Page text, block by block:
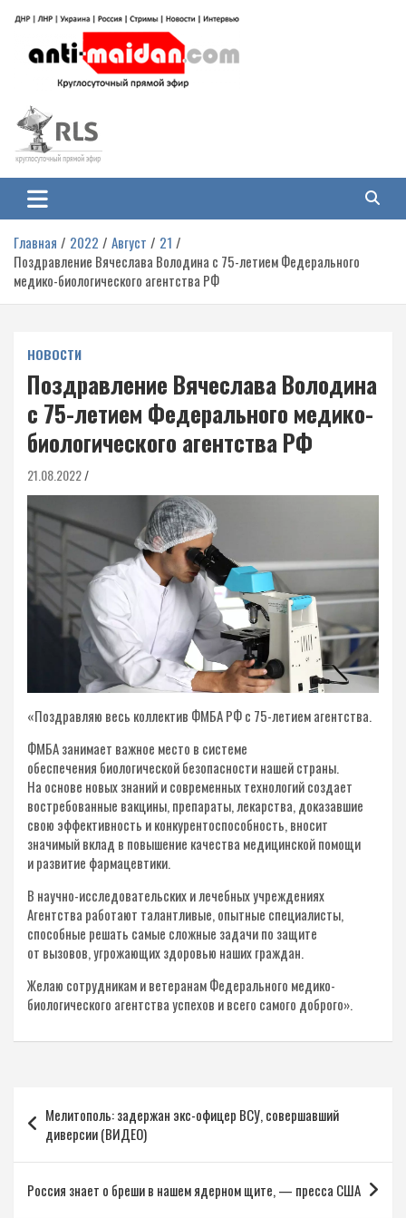
содержимому
Антимайдан: Гражданская война
на Украине
гражданской войне на Украине, включая события в Новороссии, ДНР,
ЛНР и других регионах.
Главная 2022 Август
21
Поздравление Вячеслава Володина с 75-летием Федерального
медико-биологического агентства РФ
НОВОСТИ
Поздравление Вячеслава Володина
с 75-летием Федерального медико-
биологического агентства РФ
21.08.2022
«Поздравляю весь коллектив ФМБА РФ с 75-летием агентства.
ФМБА занимает важное место в системе
обеспечения биологической безопасности нашей страны.
На основе новых знаний и современных технологий создает
востребованные вакцины, препараты, лекарства, доказавшие
свою эффективность и конкурентоспособность, вносит
значимый вклад в повышение качества медицинской помощи
и развитие фармацевтики.
В научно-исследовательских и лечебных учреждениях
Агентства работают талантливые, опытные специалисты,
способные решать самые сложные задачи по защите
от вызовов, угрожающих здоровью наших граждан.
Желаю сотрудникам и ветеранам Федерального медико-
биологического агентства успехов и всего самого доброго».
по
записям
Мелитополь: задержан экс-офицер ВСУ, совершавший
диверсии (ВИДЕО)
Россия знает о бреши в нашем ядерном щите, — пресса США